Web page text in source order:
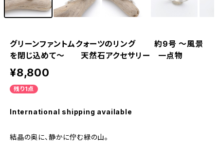
グリーンファントムクォーツのリング 約9号 ～風景
を閉じ込めて～ 天然石アクセサリー 一点物
¥8,800
残り1点
International shipping available
結晶の奥に、静かに佇む緑の山。